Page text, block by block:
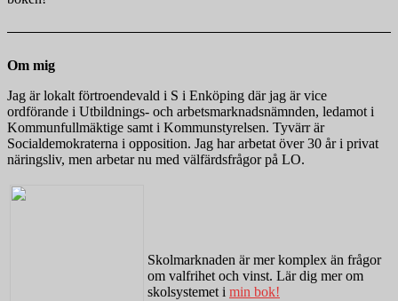
Om mig
Jag är lokalt förtroendevald i S i Enköping där jag är vice
ordförande i Utbildnings- och arbetsmarknadsnämnden, ledamot i
Kommunfullmäktige samt i Kommunstyrelsen. Tyvärr är
Socialdemokraterna i opposition. Jag har arbetat över 30 år i privat
näringsliv, men arbetar nu med välfärdsfrågor på LO.
Skolmarknaden är mer komplex än frågor
om valfrihet och vinst. Lär dig mer om
skolsystemet i min bok!